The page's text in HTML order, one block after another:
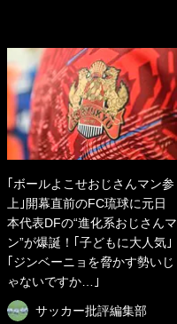
｢ボールよこせおじさんマン参
上｣開幕直前のFC琉球に元日
本代表DFの“進化系おじさんマ
ン”が爆誕！｢子どもに大人気｣
｢ジンベーニョを脅かす勢いじ
ゃないですか…｣
サッカー批評編集部